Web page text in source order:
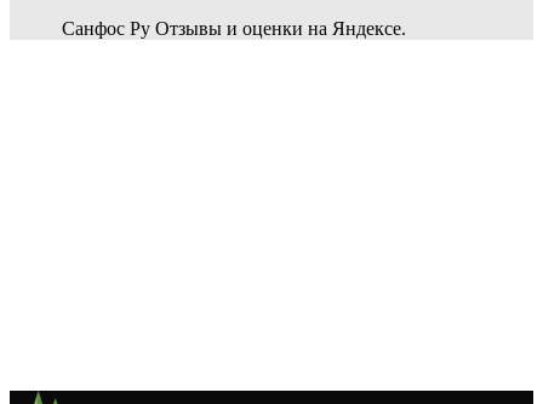
Санфос РуОтзывы и оценки на Яндексе.